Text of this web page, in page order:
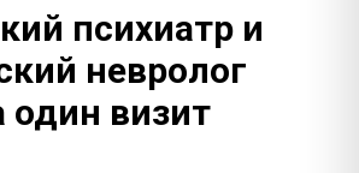
психиатр и
невролог
один визит